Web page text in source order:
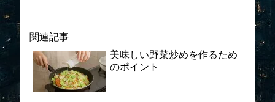
関連記事
美味しい野菜炒めを作るため
のポイント